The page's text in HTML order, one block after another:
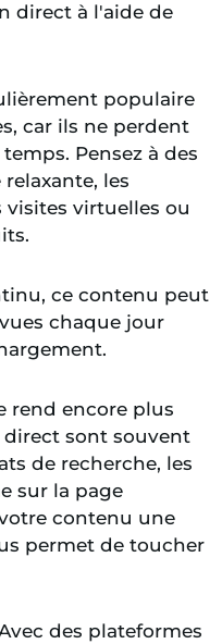
direct à l'aide de
populaire
car ils ne perdent
Pensez à des
les
virtuelles ou
ce contenu peut
chaque jour
rend encore plus
direct sont souvent
de recherche, les
sur la page
contenu une
permet de toucher
des plateformes